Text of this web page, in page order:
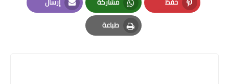
Pinterest
Whatsapp
Email
طباعة
Print